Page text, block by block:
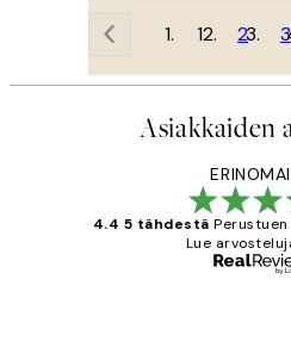
1 2 3
Asiakkaiden
4.4 5 tähdestä
Lue